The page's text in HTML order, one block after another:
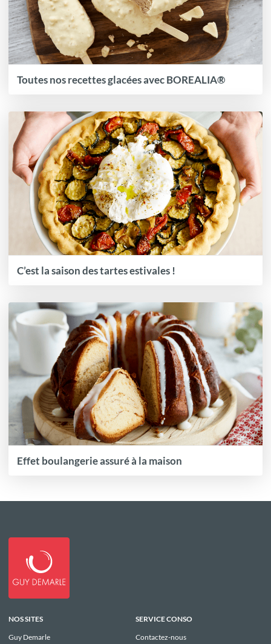
Toutes nos recettes glacées avec BOREALIA®
C’est la saison des tartes estivales !
Effet boulangerie assuré à la maison
NOS SITES
Guy Demarle
SERVICE CONSO
Contactez-nous